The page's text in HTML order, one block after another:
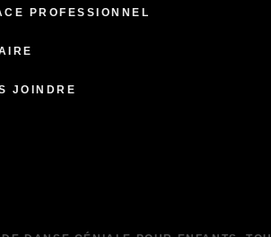
PROFESSIONNEL
JOINDRE